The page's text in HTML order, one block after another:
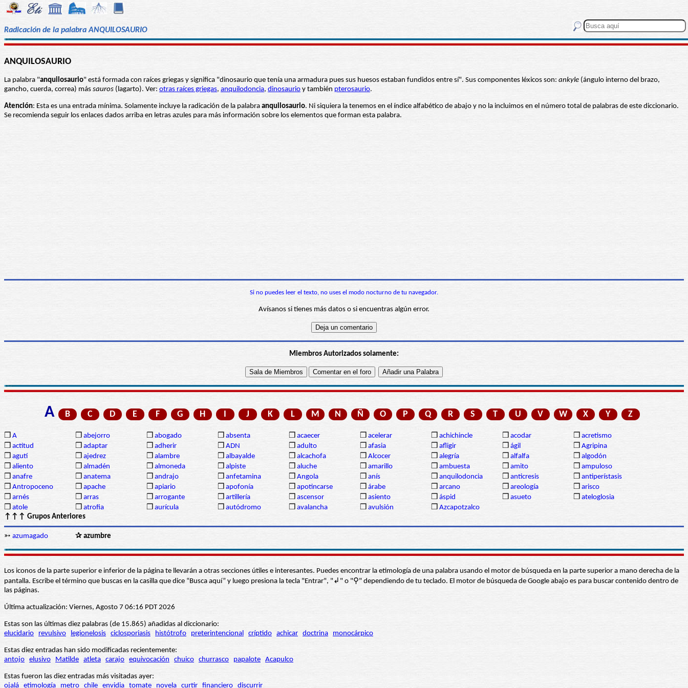
Radicación de la palabra ANQUILOSAURIO
ANQUILOSAURIO
La palabra "anquilosaurio" está formada con raíces griegas y significa "dinosaurio que tenía una armadura pues sus huesos estaban fundidos entre sí". Sus componentes léxicos son: ankyle (ángulo interno del brazo,
gancho, cuerda, correa) más sauros (lagarto). Ver: otras raíces griegas, anquilodoncia, dinosaurio y también pterosaurio.
Atención: Esta es una entrada mínima. Solamente incluye la radicación de la palabra anquilosaurio. Ni siquiera la tenemos en el índice alfabético de abajo y no la incluimos en el número total de palabras de este diccionario.
Se recomienda seguir los enlaces dados arriba en letras azules para más información sobre los elementos que forman esta palabra.
Si no puedes leer el texto, no uses el modo nocturno de tu navegador.
Avísanos si tienes más datos o si encuentras algún error.
Miembros Autorizados solamente:
A B C D E F G H I J K L M N Ñ O P Q R S T U V W X Y Z
❒ A ❒ abejorro ❒ abogado ❒ absenta ❒ acaecer ❒ acelerar ❒ achichincle ❒ acodar ❒ acretismo
❒ actitud ❒ adaptar ❒ adherir ❒ ADN ❒ adulto ❒ afasia ❒ afligir ❒ ágil ❒ Agripina
❒ agutí ❒ ajedrez ❒ alambre ❒ albayalde ❒ alcachofa ❒ Alcocer ❒ alegría ❒ alfalfa ❒ algodón
❒ aliento ❒ almadén ❒ almoneda ❒ alpiste ❒ aluche ❒ amarillo ❒ ambuesta ❒ amito ❒ ampuloso
❒ anafre ❒ anatema ❒ andrajo ❒ anfetamina ❒ Angola ❒ anís ❒ anquilodoncia ❒ anticresis ❒ antiperístasis
❒ Antropoceno ❒ apache ❒ apiario ❒ apofonía ❒ apotincarse ❒ árabe ❒ arcano ❒ areología ❒ arisco
❒ arnés ❒ arras ❒ arrogante ❒ artillería ❒ ascensor ❒ asiento ❒ áspid ❒ asueto ❒ ateloglosia
❒ atole ❒ atrofia ❒ aurícula ❒ autódromo ❒ avalancha ❒ avulsión ❒ Azcapotzalco
↑↑↑ Grupos Anteriores
➳ azumagado ✰ azumbre
Los iconos de la parte superior e inferior de la página te llevarán a otras secciones útiles e interesantes. Puedes encontrar la etimología de una palabra usando el motor de búsqueda en la parte superior a mano derecha de la
pantalla. Escribe el término que buscas en la casilla que dice “Busca aquí” y luego presiona la tecla "Entrar", "↲" o "⚲" dependiendo de tu teclado. El motor de búsqueda de Google abajo es para buscar contenido dentro de
las páginas.
Última actualización: Viernes, Agosto 7 06:16 PDT 2026
Estas son las últimas diez palabras (de 15.865) añadidas al diccionario:
elucidario
revulsivo legionelosis ciclosporiasis histótrofo preterintencional críptido achicar doctrina monocárpico
Estas diez entradas han sido modificadas recientemente:
antojo elusivo Matilde atleta carajo equivocación chuico churrasco papalote Acapulco
Estas fueron las diez entradas más visitadas ayer:
ojalá etimología metro chile envidia tomate novela curtir financiero discurrir